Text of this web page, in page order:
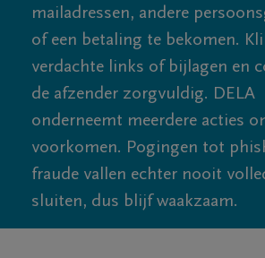
mailadressen, andere
of een betaling te bekomen.
verdachte links of bijlagen en
de afzender zorgvuldig. DELA
onderneemt meerdere acties
voorkomen. Pogingen tot
fraude vallen echter nooit
sluiten, dus blijf waakzaam.